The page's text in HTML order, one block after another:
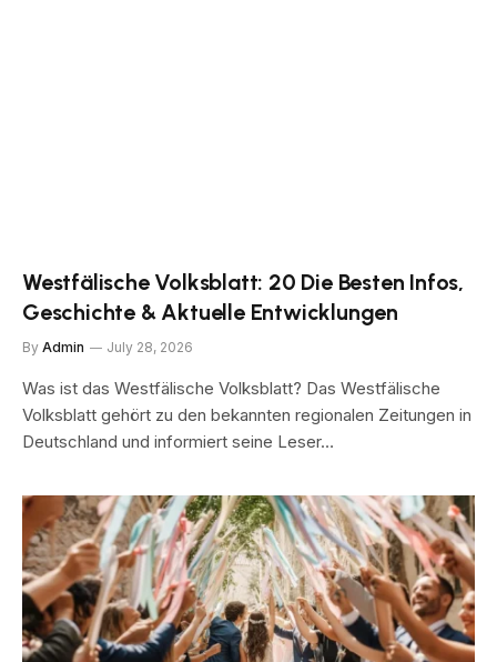
Westfälische Volksblatt: 20 Die Besten Infos,
Geschichte & Aktuelle Entwicklungen
By Admin July 28, 2026
Was ist das Westfälische Volksblatt? Das Westfälische
Volksblatt gehört zu den bekannten regionalen Zeitungen in
Deutschland und informiert seine Leser…